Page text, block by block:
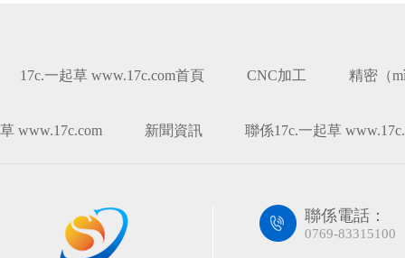
17c.一起草 www.17c.com首頁 CNC加工 精密（
草 www.17c.com 新聞資訊 聯係17c.一起草
聯係電話：
0769-83315100